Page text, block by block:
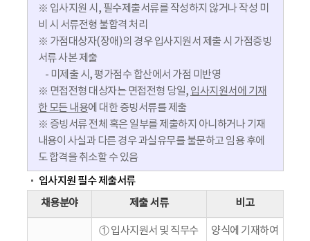
※ 입사지원 시, 필수제출서류를 작성하지 않거나 작성 미
비 시 서류전형 불합격 처리
※ 가점대상자(장애)의 경우 입사지원서 제출 시 가점증빙
서류 사본 제출
- 미제출 시, 평가점수 합산에서 가점 미반영
※ 면접전형 대상자는 면접전형 당일, 입사지원서에 기재
한 모든 내용에 대한 증빙서류를 제출
※ 증빙서류 전체 혹은 일부를 제출하지 아니하거나 기재
내용이 사실과 다른 경우 과실유무를 불문하고 임용 후에
도 합격을 취소할 수 있음
입사지원 필수 제출서류
채용분야 제출 서류 비고
① 입사지원서 및 직무수
양식에 기재하여